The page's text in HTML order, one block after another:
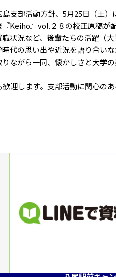
支部活動方針、5月25日（土
Keiho』vol.２８の校正原稿
状況など、後輩たちの活躍（大
代の思い出や近況を語り合い
ながら一同、懐かしさと大学の
迎します。支部活動に関心の